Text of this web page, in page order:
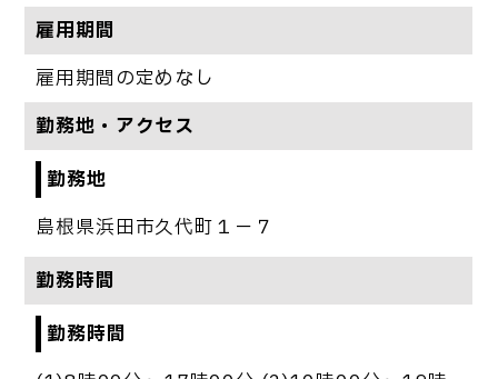
雇用期間
雇用期間の定めなし
勤務地・アクセス
勤務地
島根県浜田市久代町１－７
勤務時間
勤務時間